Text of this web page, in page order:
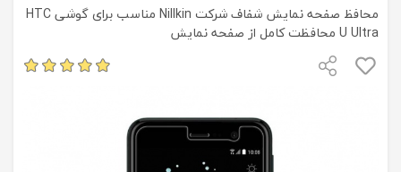
محافظ صفحه نمایش شفاف شرکت Nillkin مناسب برای گوشی HTC
U Ultra محافظت کامل از صفحه نمایش